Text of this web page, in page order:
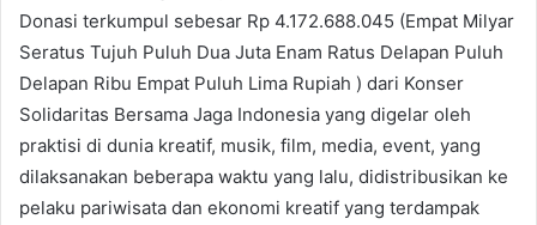
Donasi terkumpul sebesar Rp 4.172.688.045 (Empat Milyar
Seratus Tujuh Puluh Dua Juta Enam Ratus Delapan Puluh
Delapan Ribu Empat Puluh Lima Rupiah ) dari Konser
Solidaritas Bersama Jaga Indonesia yang digelar oleh
praktisi di dunia kreatif, musik, film, media, event, yang
dilaksanakan beberapa waktu yang lalu, didistribusikan ke
pelaku pariwisata dan ekonomi kreatif yang terdampak